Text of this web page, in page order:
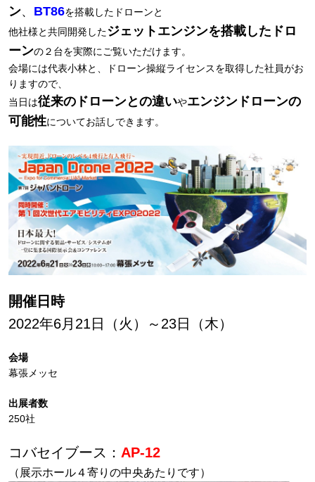
ン、 BT86を搭載したドローンと
他社様と共同開発したジェットエンジンを搭載したドロ
ーンの２台を実際にご覧いただけます。
会場には代表小林と、ドローン操縦ライセンスを取得した社員がお
りますので、
当日は従来のドローンとの違いやエンジンドローンの
可能性についてお話しできます。
開催日時
2022年6月21日（火）～23日（木）
会場
幕張メッセ
出展者数
250社
コバセイブース： AP-12
（展示ホール４寄りの中央あたりです）